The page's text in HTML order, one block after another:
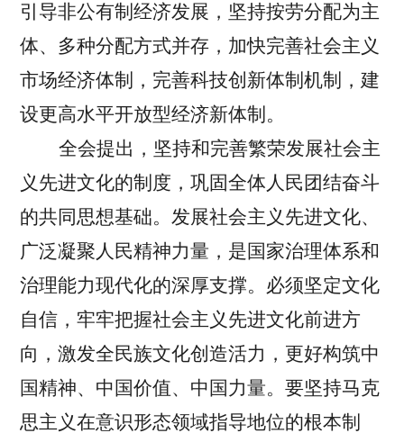
引导非公有制经济发展，坚持按劳分配为主
体、多种分配方式并存，加快完善社会主义
市场经济体制，完善科技创新体制机制，建
设更高水平开放型经济新体制。
全会提出，坚持和完善繁荣发展社会主
义先进文化的制度，巩固全体人民团结奋斗
的共同思想基础。发展社会主义先进文化、
广泛凝聚人民精神力量，是国家治理体系和
治理能力现代化的深厚支撑。必须坚定文化
自信，牢牢把握社会主义先进文化前进方
向，激发全民族文化创造活力，更好构筑中
国精神、中国价值、中国力量。要坚持马克
思主义在意识形态领域指导地位的根本制